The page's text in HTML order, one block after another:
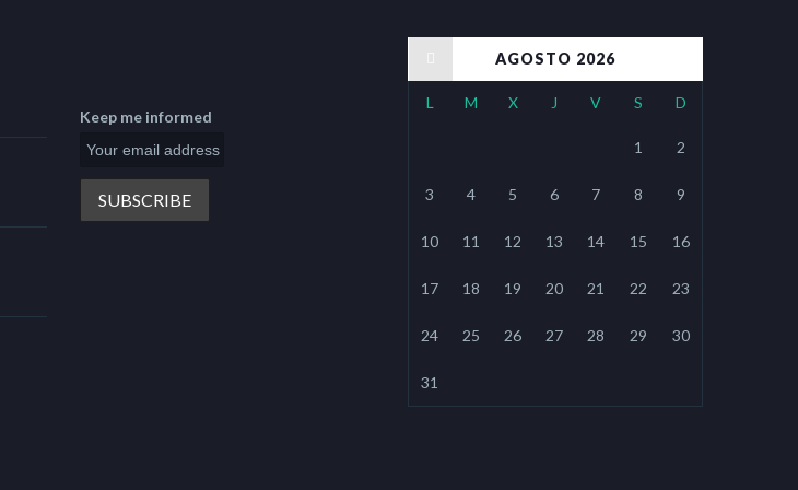
Keep me informed
AGOSTO 2026
L M X J V S D
1 2
3 4 5 6 7 8 9
10 11 12 13 14 15 16
17 18 19 20 21 22 23
24 25 26 27 28 29 30
31